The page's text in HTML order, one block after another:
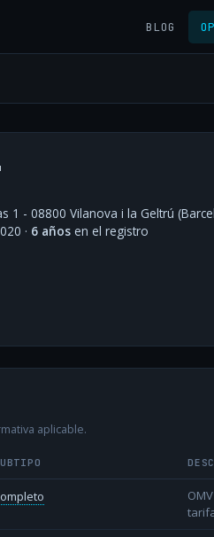
BLOG
1 - 08800 Vilanova i la Geltrú
· 6 años en el registro
aplicable.